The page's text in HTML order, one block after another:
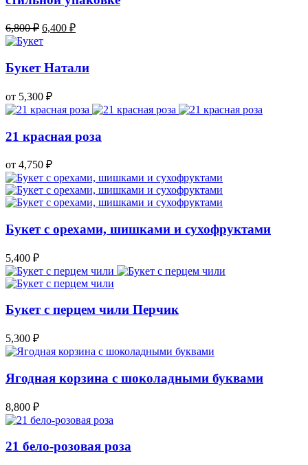
6,800₽ 6,400 ₽
Букет Натали
от 5,300 ₽
21 красная роза
от 4,750 ₽
Букет с орехами, шишками и сухофруктами
5,400 ₽
Букет с перцем чили Перчик
5,300 ₽
Ягодная корзина с шоколадными буквами
8,800 ₽
21 бело-розовая роза